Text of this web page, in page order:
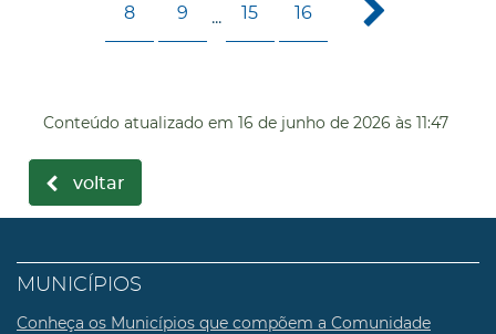
8 9 ... 15 16
Conteúdo atualizado em 16 de junho de 2026 às 11:47
voltar
MUNICÍPIOS
Conheça os Municípios que compõem a Comunidade